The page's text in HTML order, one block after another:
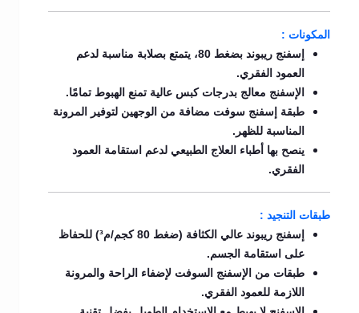
المكونات :
إسفنج ريبوند بضغط 80، يتمتع بصلابة مناسبة لدعم
العمود الفقري.
الإسفنج معالج بدرجات كبس عالية تمنع الهبوط تمامًا.
طبقة إسفنج سوفت مضافة من الوجهين لتوفير المرونة
المناسبة للظهر.
ينصح بها أطباء العلاج الطبيعي لدعم استقامة العمود
الفقري.
طبقات التنجيد :
إسفنج ريبوند عالي الكثافة (ضغط 80 كجم/م³) للحفاظ
على استقامة الجسم.
طبقات من الإسفنج السوفت لإضفاء الراحة والمرونة
اللازمة للعمود الفقري.